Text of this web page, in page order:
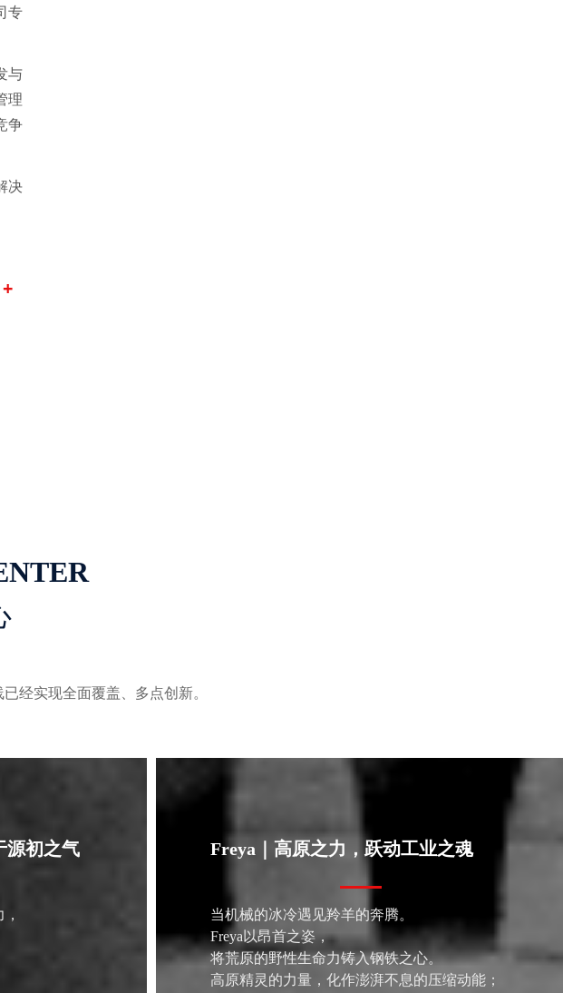
专
与
理
争
决
+
经实现全面覆盖、多点创新。
源初之气 Freya｜高原之力，跃动工业之魂
当机械的冰冷遇见羚羊的奔腾。
Freya以昂首之姿，
将荒原的野性生命力铸入钢铁之心。
高原精灵的力量，化作澎湃不息的压缩动能；